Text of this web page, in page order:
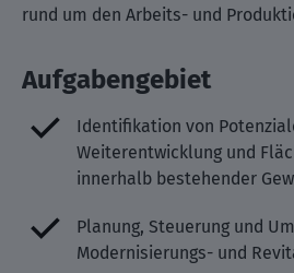
rund um den Arbeits- und
Aufgabengebiet
Identifikation von
Weiterentwicklung und
innerhalb bestehender
Planung, Steuerung und
Modernisierungs- und